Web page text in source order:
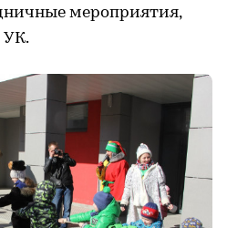
мероприятия,
УК.